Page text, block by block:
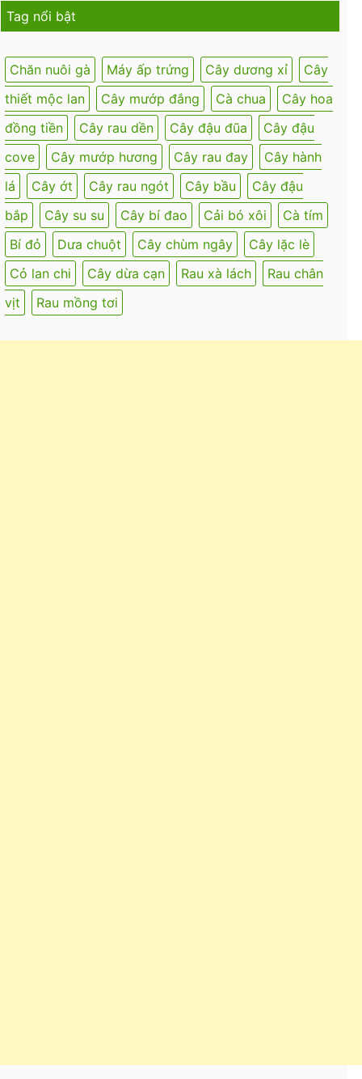
Tag nổi bật
Chăn nuôi gà Máy ấp trứng Cây dương xỉ
Cây
thiết mộc lan
Cây mướp đắng Cà chua
Cây hoa
đồng tiền
Cây rau dền Cây đậu đũa
Cây đậu
cove
Cây mướp hương Cây rau đay
Cây hành
lá
Cây ớt Cây rau ngót Cây bầu
Cây đậu
bắp
Cây su su Cây bí đao Cải bó xôi
Cà tím
Bí đỏ
Dưa chuột Cây chùm ngây
Cây lặc lè
Cỏ lan chi
Cây dừa cạn Rau xà lách
Rau chân
vịt
Rau mồng tơi